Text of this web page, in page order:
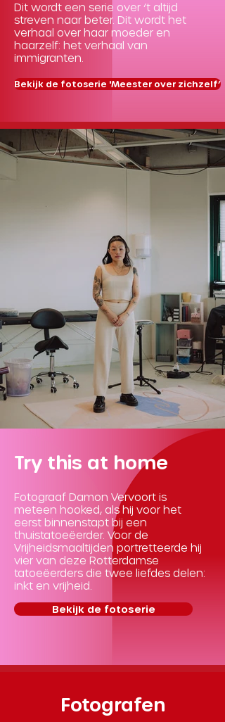
Dit wordt een serie over ‘t altijd
streven naar beter. Dit wordt het
verhaal over haar moeder en
haarzelf: het verhaal van
immigranten.
Bekijk de fotoserie 'Meester over zichzelf’
Try this at home
Fotograaf Damon Vervoort is
meteen hooked, als hij voor het
eerst binnenstapt bij een
thuistatoeëerder. Voor de
Vrijheidsmaaltijden portretteerde hij
vier van deze Rotterdamse
tatoeëerders die twee liefdes delen:
inkt en vrijheid.
Bekijk de fotoserie
Fotografen